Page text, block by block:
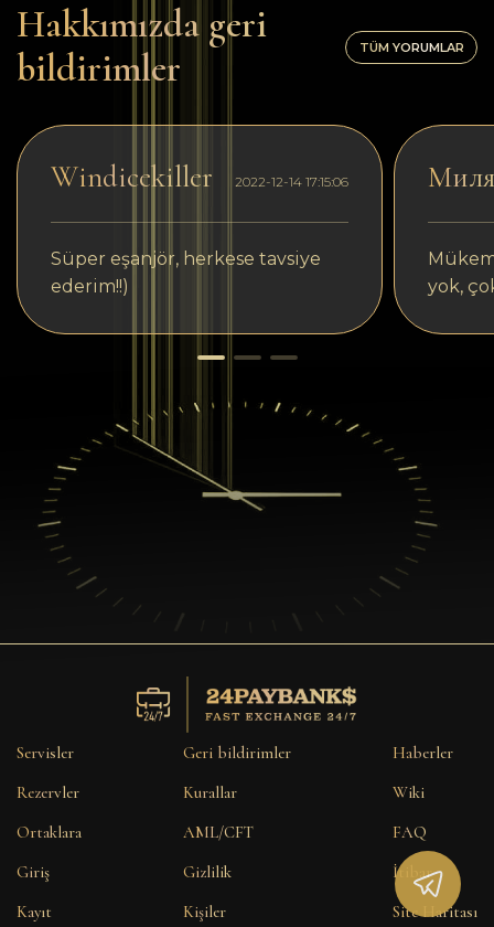
Hakkımızda geri
bildirimler
TÜM YORUMLAR
Windicekiller 2022-12-14 17:15:06
Süper eşanjör, herkese tavsiye
ederim!!)
Миля
yok,
Servisler
Rezervler
Ortaklara
Giriş
Kayıt
Geri bildirimler
Kurallar
AML/CFT
Gizlilik
Kişiler
Haberler
Wiki
FAQ
İtibar
Site Haritası